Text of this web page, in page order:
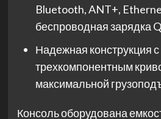
Bluetooth, ANT+,
беспроводная зарядка
Надежная конструкция с
трехкомпонентным
максимальной
Консоль оборудована